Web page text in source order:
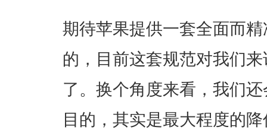
期待苹果提供一套全面而
的，目前这套规范对我们
了。换个角度来看，我们
目的，其实是最大程度的